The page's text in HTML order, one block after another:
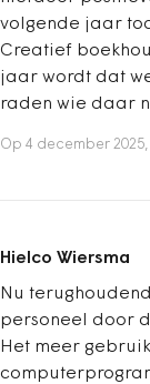
volgende jaar
Creatief
jaar wordt dat
raden wie daar
Op 4 december 2025,
Hielco Wiersma
Nu
personeel door
Het meer